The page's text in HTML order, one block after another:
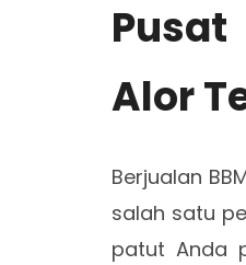
Alor
Berjualan
salah satu
patut Anda